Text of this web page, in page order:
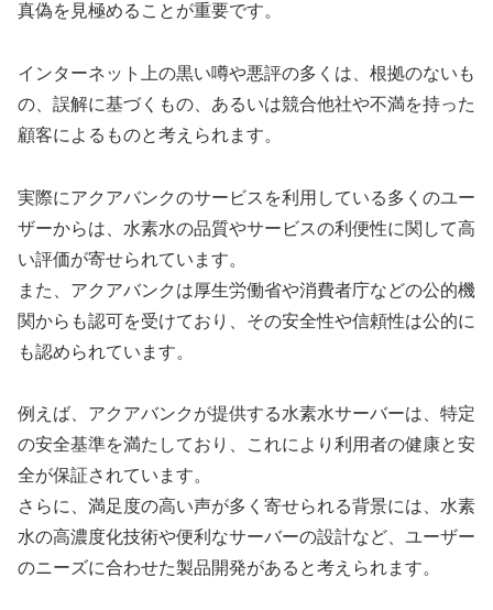
真偽を見極めることが重要です。
インターネット上の黒い噂や悪評の多くは、根拠のないも
の、誤解に基づくもの、あるいは競合他社や不満を持った
顧客によるものと考えられます。
実際にアクアバンクのサービスを利用している多くのユー
ザーからは、水素水の品質やサービスの利便性に関して高
い評価が寄せられています。
また、アクアバンクは厚生労働省や消費者庁などの公的機
関からも認可を受けており、その安全性や信頼性は公的に
も認められています。
例えば、アクアバンクが提供する水素水サーバーは、特定
の安全基準を満たしており、これにより利用者の健康と安
全が保証されています。
さらに、満足度の高い声が多く寄せられる背景には、水素
水の高濃度化技術や便利なサーバーの設計など、ユーザー
のニーズに合わせた製品開発があると考えられます。